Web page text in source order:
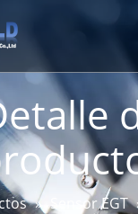
» Sensor EGT